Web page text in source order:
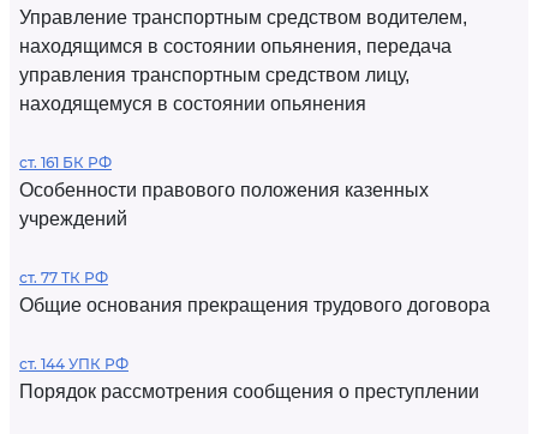
Управление транспортным средством водителем,
находящимся в состоянии опьянения, передача
управления транспортным средством лицу,
находящемуся в состоянии опьянения
ст. 161 БК РФ
Особенности правового положения казенных
учреждений
ст. 77 ТК РФ
Общие основания прекращения трудового договора
ст. 144 УПК РФ
Порядок рассмотрения сообщения о преступлении